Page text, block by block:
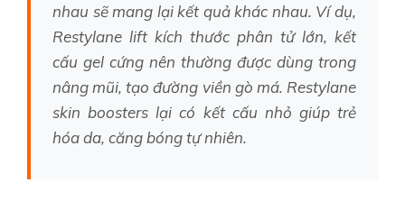
nhau sẽ mang lại kết quả khác nhau. Ví dụ,
Restylane lift kích thước phân tử lớn, kết
cấu gel cứng nên thường được dùng trong
nâng mũi, tạo đường viền gò má. Restylane
skin boosters lại có kết cấu nhỏ giúp trẻ
hóa da, căng bóng tự nhiên.